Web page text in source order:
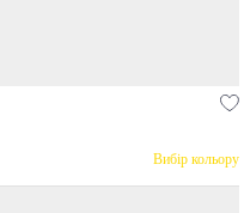
Вибір кольору